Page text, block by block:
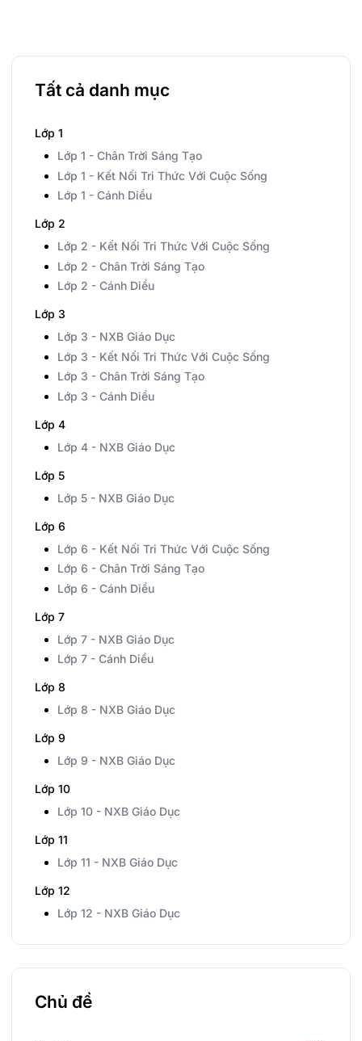
Tất cả danh mục
Lớp 1
Lớp 1 - Chân Trời Sáng Tạo
Lớp 1 - Kết Nối Tri Thức Với Cuộc Sống
Lớp 1 - Cánh Diều
Lớp 2
Lớp 2 - Kết Nối Tri Thức Với Cuộc Sống
Lớp 2 - Chân Trời Sáng Tạo
Lớp 2 - Cánh Diều
Lớp 3
Lớp 3 - NXB Giáo Dục
Lớp 3 - Kết Nối Tri Thức Với Cuộc Sống
Lớp 3 - Chân Trời Sáng Tạo
Lớp 3 - Cánh Diều
Lớp 4
Lớp 4 - NXB Giáo Dục
Lớp 5
Lớp 5 - NXB Giáo Dục
Lớp 6
Lớp 6 - Kết Nối Tri Thức Với Cuộc Sống
Lớp 6 - Chân Trời Sáng Tạo
Lớp 6 - Cánh Diều
Lớp 7
Lớp 7 - NXB Giáo Dục
Lớp 7 - Cánh Diều
Lớp 8
Lớp 8 - NXB Giáo Dục
Lớp 9
Lớp 9 - NXB Giáo Dục
Lớp 10
Lớp 10 - NXB Giáo Dục
Lớp 11
Lớp 11 - NXB Giáo Dục
Lớp 12
Lớp 12 - NXB Giáo Dục
Chủ đề